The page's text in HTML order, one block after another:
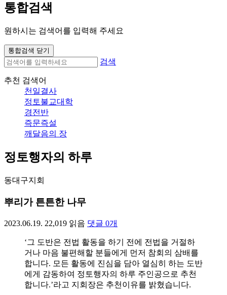
통합검색
원하시는 검색어를 입력해 주세요
통합검색 닫기
검색
추천 검색어
천일결사
정토불교대학
경전반
즉문즉설
깨달음의 장
정토행자의 하루
동대구지회
뿌리가 튼튼한 나무
2023.06.19. 22,019 읽음 댓글 0개
‘그 도반은 전법 활동을 하기 전에 전법을 거절하
거나 마음 불편해할 분들에게 먼저 참회의 삼배를
합니다. 모든 활동에 진심을 담아 열심히 하는 도반
에게 감동하여 정토행자의 하루 주인공으로 추천
합니다.’라고 지회장은 추천이유를 밝혔습니다.